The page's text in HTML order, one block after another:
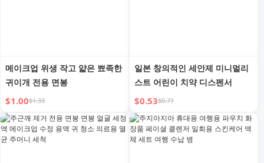
메이크업 위생 작고 얇은 뾰족한
귀이개 전용 면봉
$1.00$1.33
일본 창의적인 세안제 미니멀리
스트 어린이 치약 디스펜서
$0.53$0.71